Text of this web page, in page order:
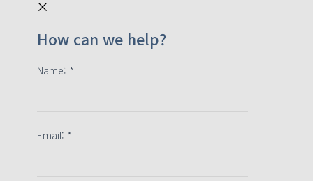
How can we help?
Name: *
Email: *